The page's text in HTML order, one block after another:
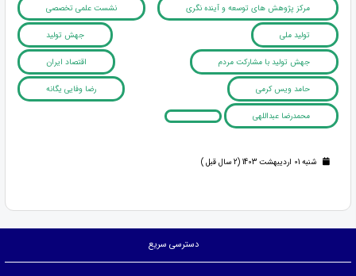
مرکز پژوهش های توسعه و آینده نگری نشست علمی تخصصی
تولید ملی جهش تولید
جهش تولید با مشارکت مردم اقتصاد ایران
حامد ویس کرمی رضا وفایی یگانه
محمدرضا عبداللهی
شنبه 01 اردیبهشت 1403 (2 سال قبل )
دسترسی سریع